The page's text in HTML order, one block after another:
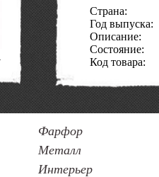
Страна:
Год выпуска:
Описание:
Состояние:
Код товара:
Фарфор
Металл
Интерьер